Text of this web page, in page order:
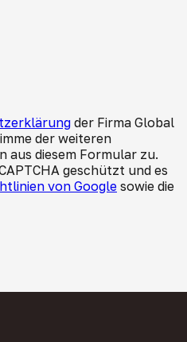
der Firma Global
der weiteren
aus diesem Formular zu.
geschützt und es
von Google sowie die